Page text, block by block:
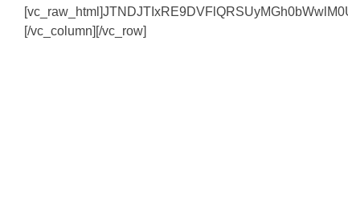
[/vc_column][/vc_row]